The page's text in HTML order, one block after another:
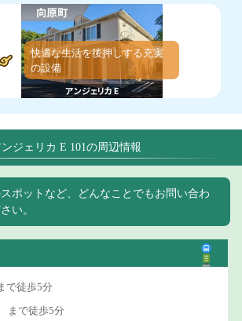
快適な生活を後押しする充実
の設備
ンジェリカ E 101の周辺情報
ポットなど、どんなことでもお問い合わ
い。
で徒歩5分
まで徒歩5分